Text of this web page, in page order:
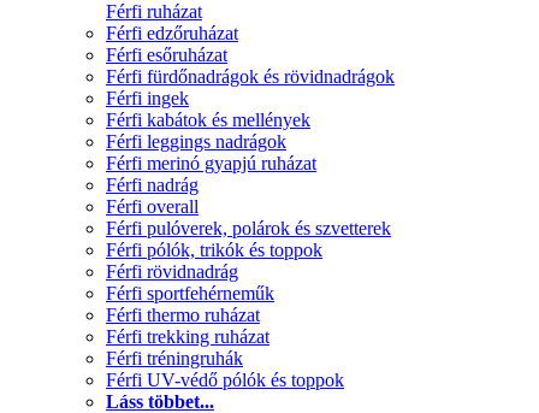
Férfi ruházat
Férfi edzőruházat
Férfi esőruházat
Férfi fürdőnadrágok és rövidnadrágok
Férfi ingek
Férfi kabátok és mellények
Férfi leggings nadrágok
Férfi merinó gyapjú ruházat
Férfi nadrág
Férfi overall
Férfi pulóverek, polárok és szvetterek
Férfi pólók, trikók és toppok
Férfi rövidnadrág
Férfi sportfehérneműk
Férfi thermo ruházat
Férfi trekking ruházat
Férfi tréningruhák
Férfi UV-védő pólók és toppok
Láss többet...